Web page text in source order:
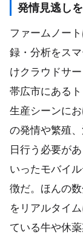
発情見逃し
ファームノー
録・分析をス
けクラウドサ
帯広市にある
生産シーンに
の発情や繁殖
日行う必要が
いったモバイ
徴だ。ほんの
をリアルタイ
ている牛や休